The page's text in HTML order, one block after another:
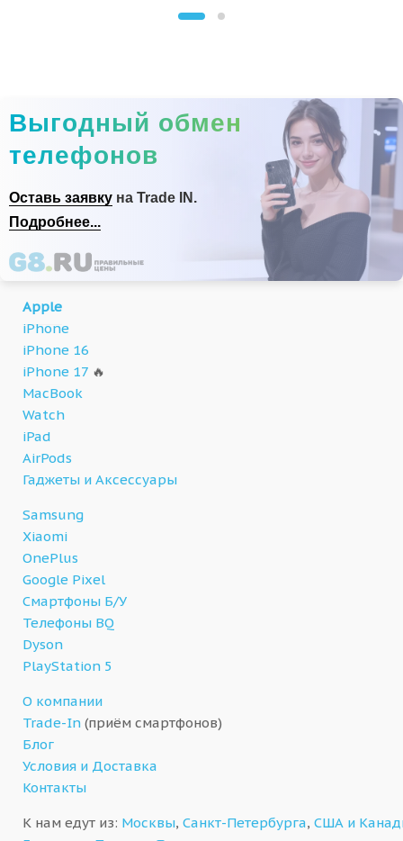
Выгодный обмен
телефонов
Оставь заявку на Trade IN.
Подробнее...
Apple
iPhone
iPhone 16
iPhone 17 🔥
MacBook
Watch
iPad
AirPods
Гаджеты и Аксессуары
Samsung
Xiaomi
OnePlus
Google Pixel
Смартфоны Б/У
Телефоны BQ
Dyson
PlayStation 5
О компании
Trade-In (приём смартфонов)
Блог
Условия и Доставка
Контакты
К нам едут из: Москвы, Санкт-Петербурга, США и